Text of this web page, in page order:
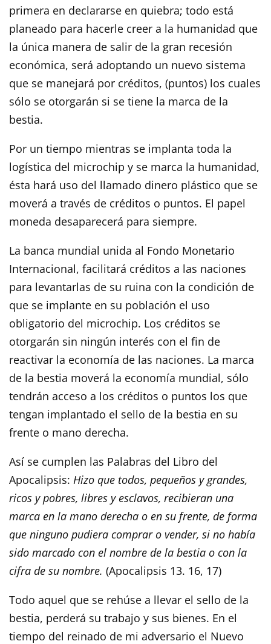
primera en declararse en quiebra; todo está
planeado para hacerle creer a la humanidad que
la única manera de salir de la gran recesión
económica, será adoptando un nuevo sistema
que se manejará por créditos, (puntos) los cuales
sólo se otorgarán si se tiene la marca de la
bestia.
Por un tiempo mientras se implanta toda la
logística del microchip y se marca la humanidad,
ésta hará uso del llamado dinero plástico que se
moverá a través de créditos o puntos. El papel
moneda desaparecerá para siempre.
La banca mundial unida al Fondo Monetario
Internacional, facilitará créditos a las naciones
para levantarlas de su ruina con la condición de
que se implante en su población el uso
obligatorio del microchip. Los créditos se
otorgarán sin ningún interés con el fin de
reactivar la economía de las naciones. La marca
de la bestia moverá la economía mundial, sólo
tendrán acceso a los créditos o puntos los que
tengan implantado el sello de la bestia en su
frente o mano derecha.
Así se cumplen las Palabras del Libro del
Apocalipsis: Hizo que todos, pequeños y grandes,
ricos y pobres, libres y esclavos, recibieran una
marca en la mano derecha o en su frente, de forma
que ninguno pudiera comprar o vender, si no había
sido marcado con el nombre de la bestia o con la
cifra de su nombre. (Apocalipsis 13. 16, 17)
Todo aquel que se rehúse a llevar el sello de la
bestia, perderá su trabajo y sus bienes. En el
tiempo del reinado de mi adversario el Nuevo